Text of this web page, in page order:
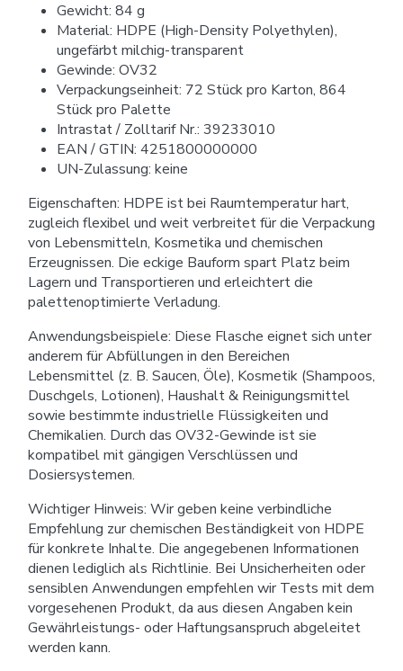
Gewicht: 84 g
Material: HDPE (High-Density Polyethylen),
ungefärbt milchig-transparent
Gewinde: OV32
Verpackungseinheit: 72 Stück pro Karton, 864
Stück pro Palette
Intrastat / Zolltarif Nr.: 39233010
EAN / GTIN: 4251800000000
UN-Zulassung: keine
Eigenschaften: HDPE ist bei Raumtemperatur hart,
zugleich flexibel und weit verbreitet für die Verpackung
von Lebensmitteln, Kosmetika und chemischen
Erzeugnissen. Die eckige Bauform spart Platz beim
Lagern und Transportieren und erleichtert die
palettenoptimierte Verladung.
Anwendungsbeispiele: Diese Flasche eignet sich unter
anderem für Abfüllungen in den Bereichen
Lebensmittel (z. B. Saucen, Öle), Kosmetik (Shampoos,
Duschgels, Lotionen), Haushalt & Reinigungsmittel
sowie bestimmte industrielle Flüssigkeiten und
Chemikalien. Durch das OV32-Gewinde ist sie
kompatibel mit gängigen Verschlüssen und
Dosiersystemen.
Wichtiger Hinweis: Wir geben keine verbindliche
Empfehlung zur chemischen Beständigkeit von HDPE
für konkrete Inhalte. Die angegebenen Informationen
dienen lediglich als Richtlinie. Bei Unsicherheiten oder
sensiblen Anwendungen empfehlen wir Tests mit dem
vorgesehenen Produkt, da aus diesen Angaben kein
Gewährleistungs- oder Haftungsanspruch abgeleitet
werden kann.